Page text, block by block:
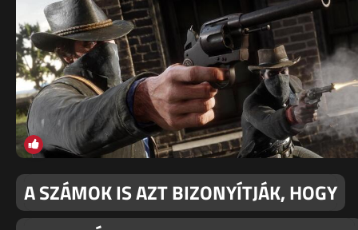
A SZÁMOK IS AZT BIZONYÍTJÁK, HOGY